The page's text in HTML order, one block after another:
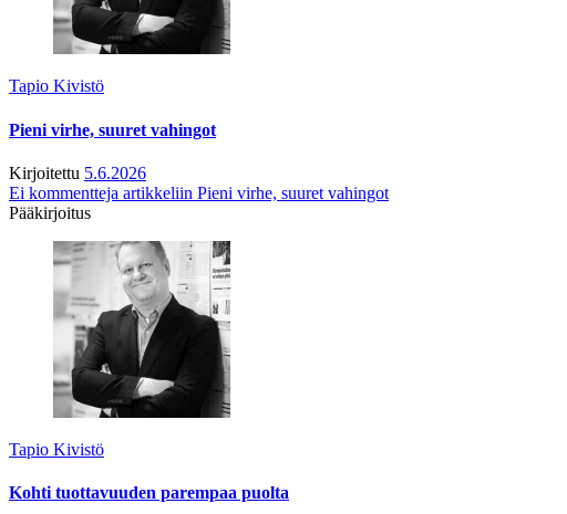
Tapio Kivistö
Pieni virhe, suuret vahingot
Kirjoitettu 5.6.2026
Ei kommentteja artikkeliin Pieni virhe, suuret vahingot
Pääkirjoitus
Tapio Kivistö
Kohti tuottavuuden parempaa puolta